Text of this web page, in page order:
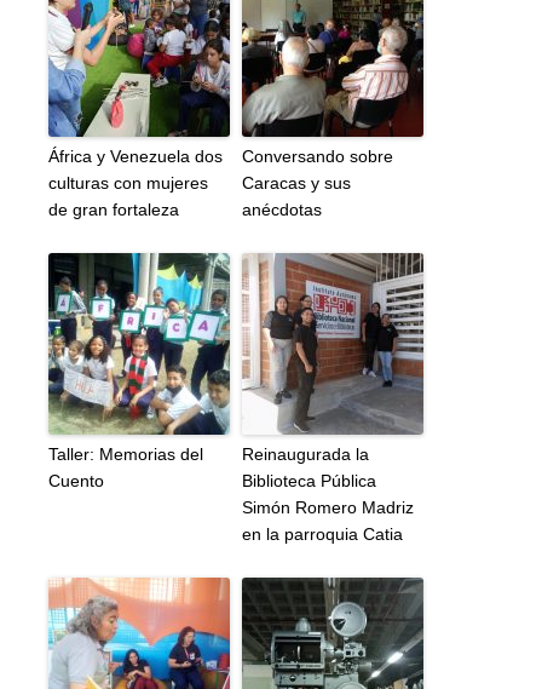
África y Venezuela dos
culturas con mujeres
de gran fortaleza
Conversando sobre
Caracas y sus
anécdotas
Taller: Memorias del
Cuento
Reinaugurada la
Biblioteca Pública
Simón Romero Madriz
en la parroquia Catia